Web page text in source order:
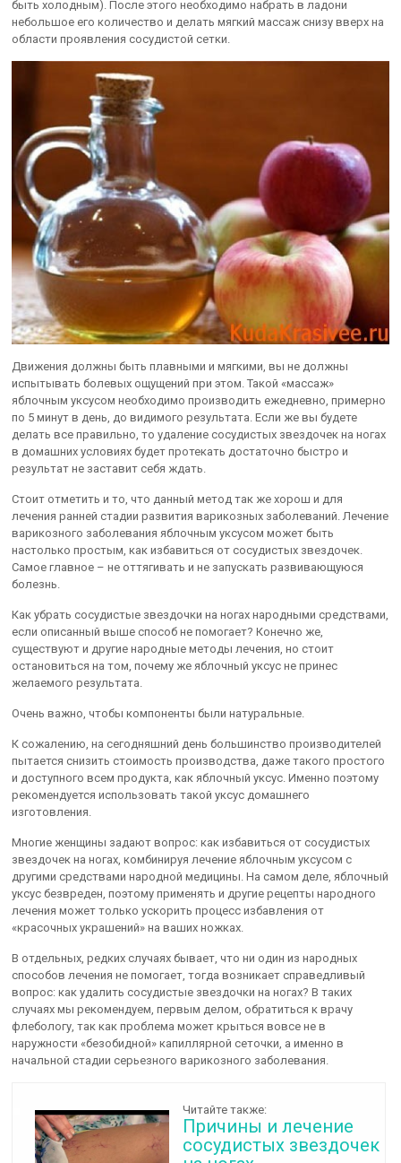
быть холодным). После этого необходимо набрать в ладони
небольшое его количество и делать мягкий массаж снизу вверх на
области проявления сосудистой сетки.
Движения должны быть плавными и мягкими, вы не должны
испытывать болевых ощущений при этом. Такой «массаж»
яблочным уксусом необходимо производить ежедневно, примерно
по 5 минут в день, до видимого результата. Если же вы будете
делать все правильно, то удаление сосудистых звездочек на ногах
в домашних условиях будет протекать достаточно быстро и
результат не заставит себя ждать.
Стоит отметить и то, что данный метод так же хорош и для
лечения ранней стадии развития варикозных заболеваний. Лечение
варикозного заболевания яблочным уксусом может быть
настолько простым, как избавиться от сосудистых звездочек.
Самое главное – не оттягивать и не запускать развивающуюся
болезнь.
Как убрать сосудистые звездочки на ногах народными средствами,
если описанный выше способ не помогает? Конечно же,
существуют и другие народные методы лечения, но стоит
остановиться на том, почему же яблочный уксус не принес
желаемого результата.
Очень важно, чтобы компоненты были натуральные.
К сожалению, на сегодняшний день большинство производителей
пытается снизить стоимость производства, даже такого простого
и доступного всем продукта, как яблочный уксус. Именно поэтому
рекомендуется использовать такой уксус домашнего
изготовления.
Многие женщины задают вопрос: как избавиться от сосудистых
звездочек на ногах, комбинируя лечение яблочным уксусом с
другими средствами народной медицины. На самом деле, яблочный
уксус безвреден, поэтому применять и другие рецепты народного
лечения может только ускорить процесс избавления от
«красочных украшений» на ваших ножках.
В отдельных, редких случаях бывает, что ни один из народных
способов лечения не помогает, тогда возникает справедливый
вопрос: как удалить сосудистые звездочки на ногах? В таких
случаях мы рекомендуем, первым делом, обратиться к врачу
флебологу, так как проблема может крыться вовсе не в
наружности «безобидной» капиллярной сеточки, а именно в
начальной стадии серьезного варикозного заболевания.
Читайте также:
Причины и лечение
сосудистых звездочек